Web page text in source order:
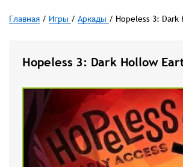
Главная / Игры / Аркады / Hopeless 3: Dark
Hopeless 3: Dark Hollow